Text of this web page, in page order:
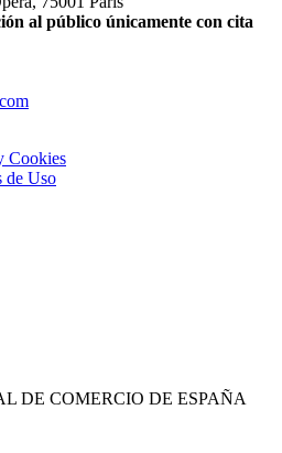
al público únicamente con cita
Cookies
de Uso
DE COMERCIO DE ESPAÑA